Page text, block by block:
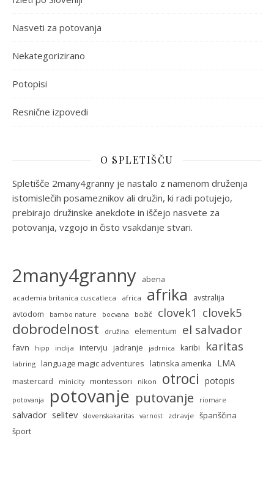
Nasveti za potovanja
Nekategorizirano
Potopisi
Resnične izpovedi
O SPLETIŠČU
Spletišče 2many4granny je nastalo z namenom druženja
istomislečih posameznikov ali družin, ki radi potujejo,
prebirajo družinske anekdote in iščejo nasvete za
potovanja, vzgojo in čisto vsakdanje stvari.
2many4granny abena
academia britanica cuscatleca africa afrika
avstralija
avtodom
bambo nature bocvana božič clovek1 clovek5
dobrodelnost družina elementum el salvador
favn hipp indija intervju jadranje jadrnica karibi karitas
labring language magic adventures latinska amerika LMA
mastercard minicity montessori nikon otroci potopis
potovanja potovanje putovanje riomare
salvador selitev slovenskakaritas varnost zdravje španščina
šport